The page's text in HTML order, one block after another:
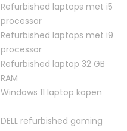
Refurbished laptops met i5
processor
Refurbished laptops met i9
processor
Refurbished laptop 32 GB
RAM
Windows 11 laptop kopen
DELL refurbished gaming